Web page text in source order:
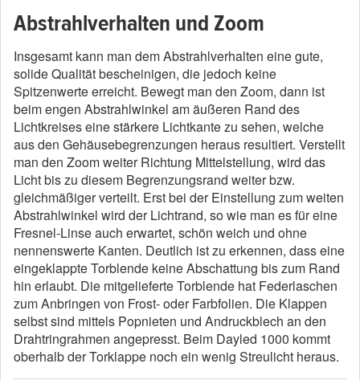
Abstrahlverhalten und Zoom
Insgesamt kann man dem Abstrahlverhalten eine gute,
solide Qualität bescheinigen, die jedoch keine
Spitzenwerte erreicht. Bewegt man den Zoom, dann ist
beim engen Abstrahlwinkel am äußeren Rand des
Lichtkreises eine stärkere Lichtkante zu sehen, welche
aus den Gehäusebegrenzungen heraus resultiert. Verstellt
man den Zoom weiter Richtung Mittelstellung, wird das
Licht bis zu diesem Begrenzungsrand weiter bzw.
gleichmäßiger verteilt. Erst bei der Einstellung zum weiten
Abstrahlwinkel wird der Lichtrand, so wie man es für eine
Fresnel-Linse auch erwartet, schön weich und ohne
nennenswerte Kanten. Deutlich ist zu erkennen, dass eine
eingeklappte Torblende keine Abschattung bis zum Rand
hin erlaubt. Die mitgelieferte Torblende hat Federlaschen
zum Anbringen von Frost- oder Farbfolien. Die Klappen
selbst sind mittels Popnieten und Andruckblech an den
Drahtringrahmen angepresst. Beim Dayled 1000 kommt
oberhalb der Torklappe noch ein wenig Streulicht heraus.